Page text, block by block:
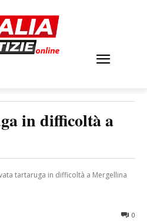
in difficoltà a
tartaruga in difficoltà a Mergellina
0